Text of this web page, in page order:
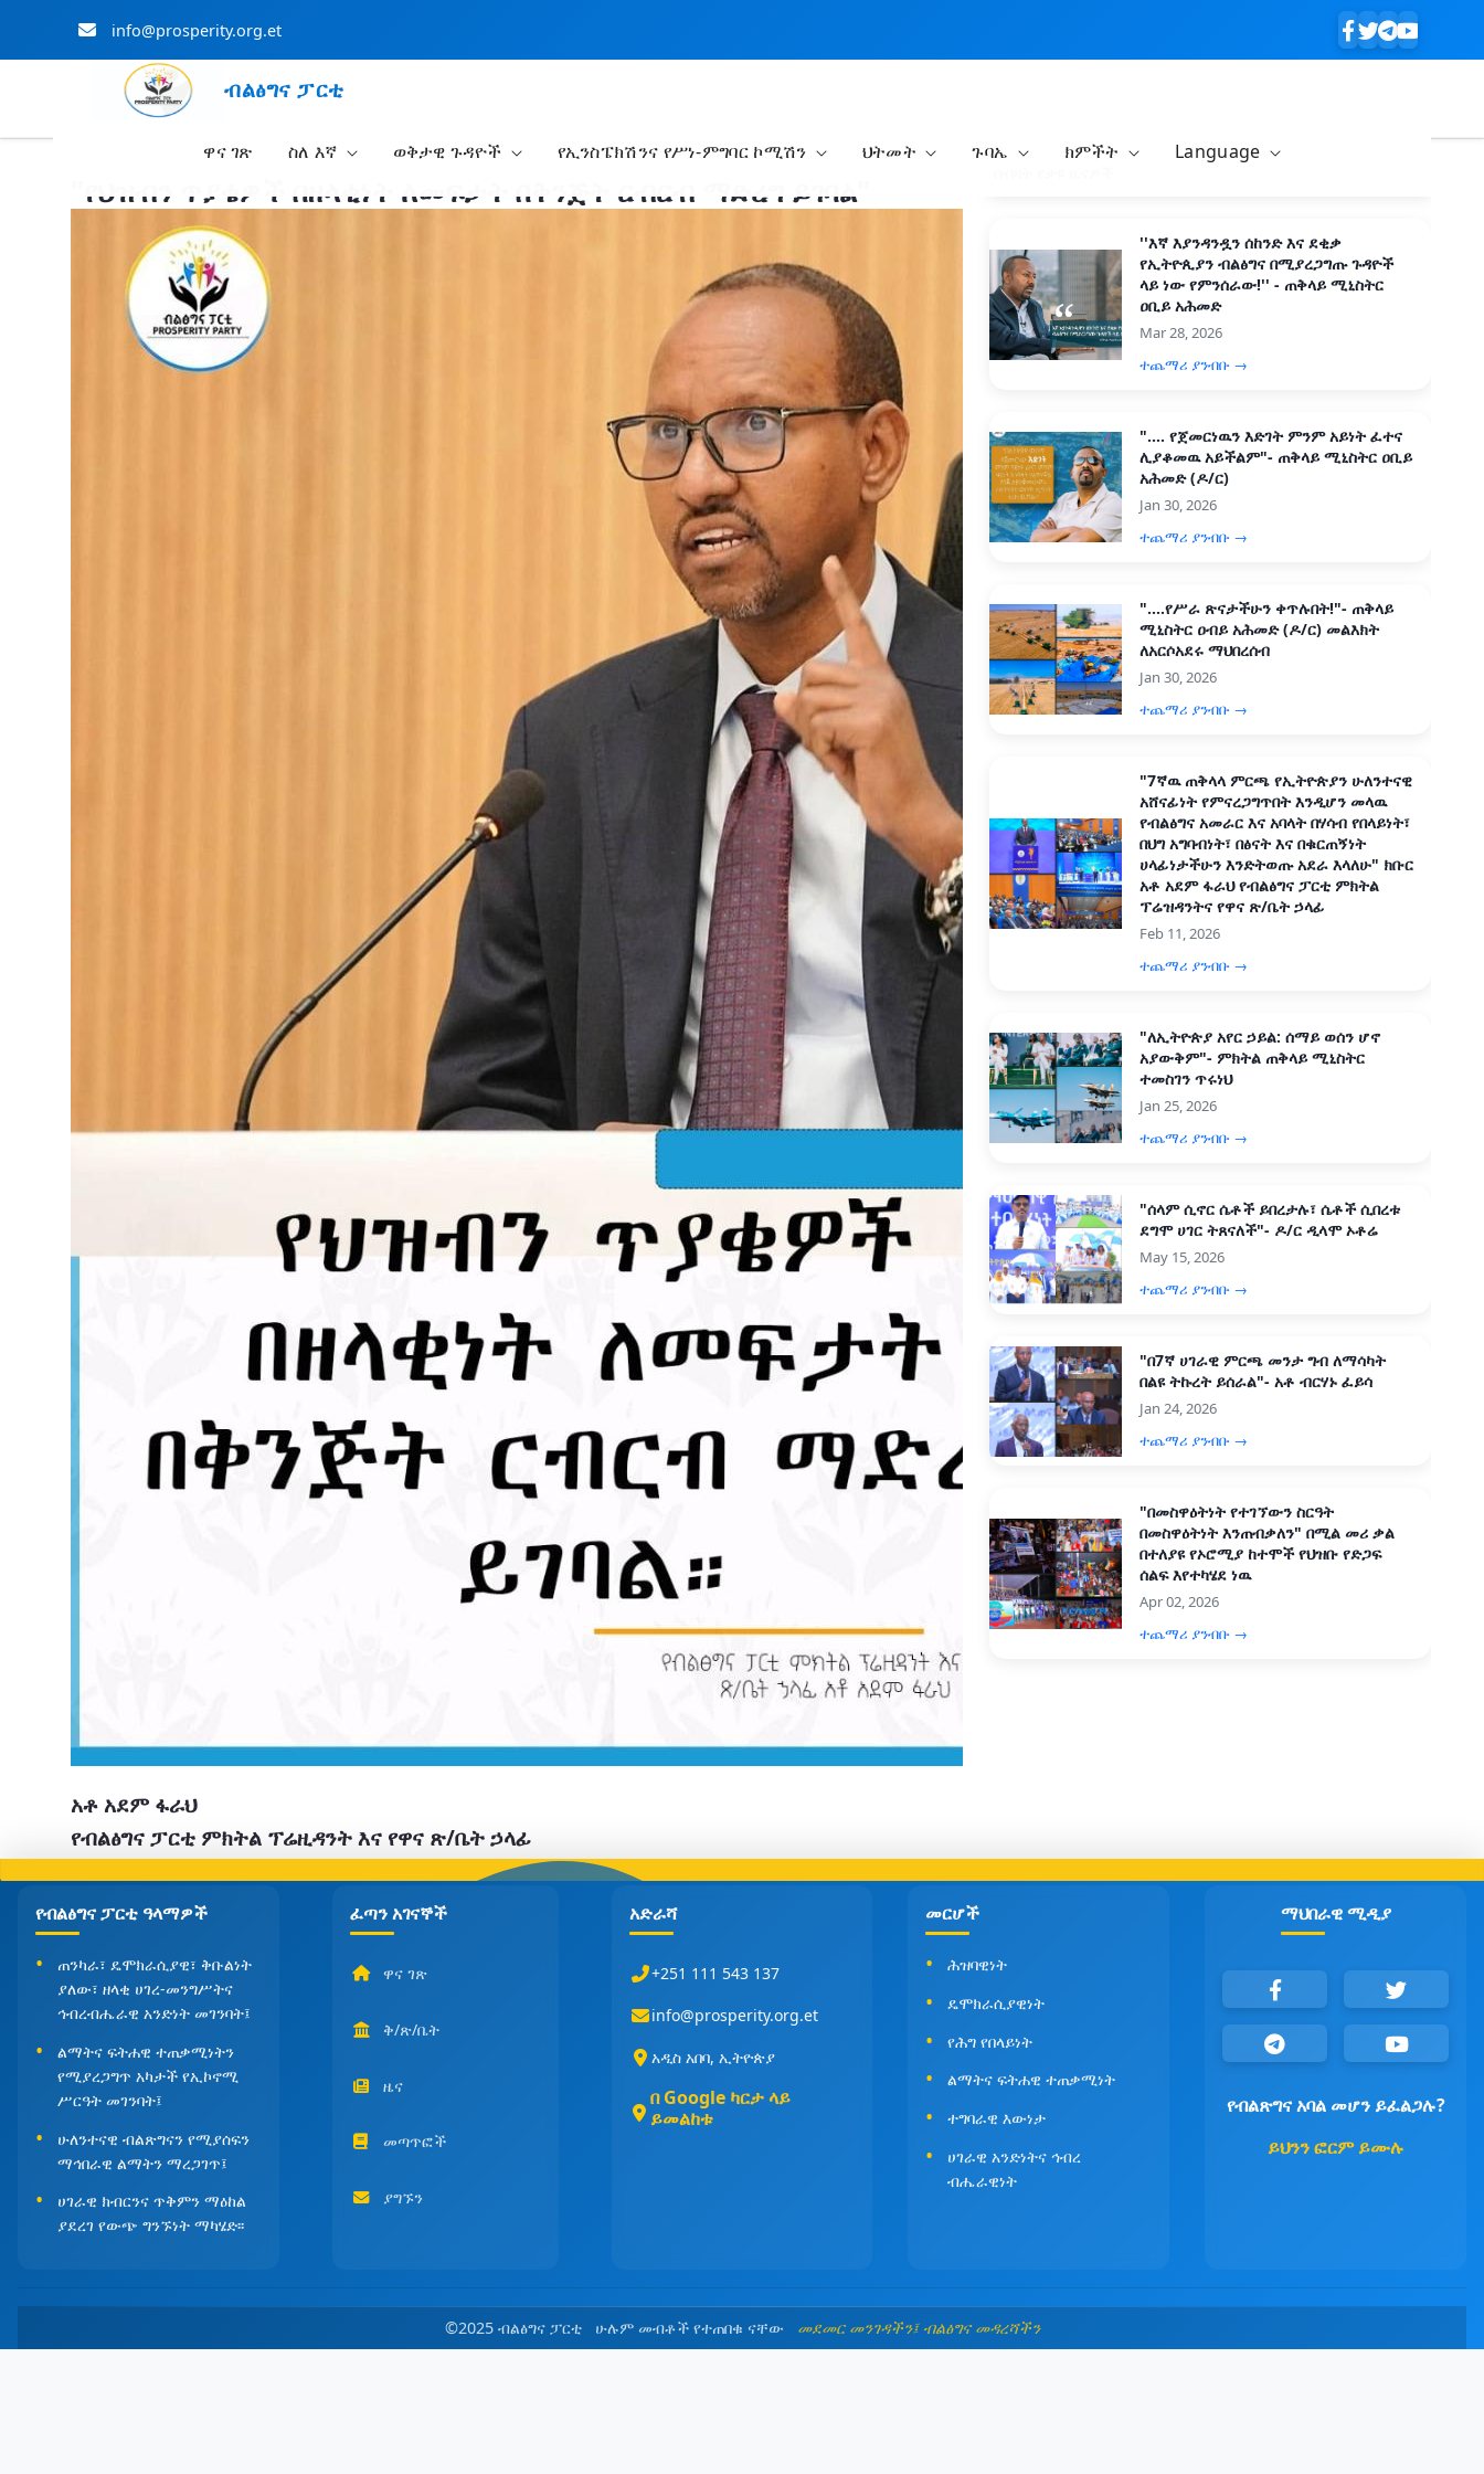
info@prosperity.org.et
ብልፅግና ፓርቲ
ዋና ገጽ ስለ እኛ ወቅታዊ ጉዳዮች የኢንስፔክሽንና የሥነ-ምግባር ኮሚሽን ህትመት ጉባኤ ክምችት Language
"የህዝብን ጥያቄዎች በዘላቂነት ለመፍታት በቅንጅት ርብርብ ማድረግ ይገባል"
አቶ አደም ፋራህ
የብልፅግና ፓርቲ ምክትል ፕሬዚዳንት እና የዋና ጽ/ቤት ኃላፊ
''እኛ እያንዳንዷን ሰከንድ እና ደቂቃ
የኢትዮጲያን ብልፅግና በሚያረጋግጡ ጉዳዮች
ላይ ነው የምንሰራው!'' - ጠቅላይ ሚኒስትር
ዐቢይ አሕመድ
Mar 28, 2026
ተጨማሪ ያንብቡ →
".... የጀመርነዉን እድገት ምንም አይነት ፈተና
ሊያቆመዉ አይችልም"- ጠቅላይ ሚኒስትር ዐቢይ
አሕመድ (ዶ/ር)
Jan 30, 2026
ተጨማሪ ያንብቡ →
"....የሥራ ጽናታችሁን ቀጥሉበት!"- ጠቅላይ
ሚኒስትር ዐብይ አሕመድ (ዶ/ር) መልእክት
ለአርሶአደሩ ማህበረሰብ
Jan 30, 2026
ተጨማሪ ያንብቡ →
"7ኛዉ ጠቅላላ ምርጫ የኢትዮጵያን ሁለንተናዊ
አሸናፊነት የምናረጋግጥበት እንዲሆን መላዉ
የብልፅግና አመራር እና አባላት በሃሳብ የበላይነት፣
በህግ አግባብነት፣ በፅናት እና በቁርጠኝነት
ሀላፊነታችሁን እንድትወጡ አደራ እላለሁ" ክቡር
አቶ አደም ፋራህ የብልፅግና ፓርቲ ምክትል
ፕሬዝዳንትና የዋና ጽ/ቤት ኃላፊ
Feb 11, 2026
ተጨማሪ ያንብቡ →
"ለኢትዮጵያ አየር ኃይል: ሰማይ ወሰን ሆኖ
አያውቅም"- ምክትል ጠቅላይ ሚኒስትር
ተመስገን ጥሩነህ
Jan 25, 2026
ተጨማሪ ያንብቡ →
"ሰላም ሲኖር ሴቶች ይበረታሉ፣ ሴቶች ሲበረቱ
ደግሞ ሀገር ትጸናለች"- ዶ/ር ዲላሞ ኦቶሬ
May 15, 2026
ተጨማሪ ያንብቡ →
"በ7ኛ ሀገራዊ ምርጫ መንታ ግብ ለማሳካት
በልዩ ትኩረት ይሰራል"- አቶ ብርሃኑ ፈይሳ
Jan 24, 2026
ተጨማሪ ያንብቡ →
"በመስዋዕትነት የተገኘውን ስርዓት
በመስዋዕትነት እንጠብቃለን" በሚል መሪ ቃል
በተለያዩ የኦሮሚያ ከተሞች የህዝቡ የድጋፍ
ሰልፍ እየተካሄደ ነዉ
Apr 02, 2026
ተጨማሪ ያንብቡ →
የብልፅግና ፓርቲ ዓላማዎች
ጠንካራ፣ ዴሞክራሲያዊ፣ ቅቡልነት
ያለው፣ ዘላቂ ሀገረ-መንግሥትና
ኅብረብሔራዊ አንድነት መገንባት፤
ልማትና ፍትሐዊ ተጠቃሚነትን
የሚያረጋግጥ አካታች የኢኮኖሚ
ሥርዓት መገንባት፤
ሁለንተናዊ ብልጽግናን የሚያሰፍን
ማኅበራዊ ልማትን ማረጋገጥ፤
ሀገራዊ ክብርንና ጥቅምን ማዕከል
ያደረገ የውጭ ግንኙነት ማካሄድ፡፡
ፈጣን አገናኞች
ዋና ገጽ
ቅ/ጽ/ቤት
ዜና
መጣጥፎች
ያግኙን
አድራሻ
+251 111 543 137
info@prosperity.org.et
አዲስ አበባ, ኢትዮጵያ
በ Google ካርታ ላይ
ይመልከቱ
መርሆች
ሕዝባዊነት
ዴሞክራሲያዊነት
የሕግ የበላይነት
ልማትና ፍትሐዊ ተጠቃሚነት
ተግባራዊ እውነታ
ሀገራዊ አንድነትና ኅብረ
ብሔራዊነት
ማህበራዊ ሚዲያ
የብልጽግና አባል መሆን ይፈልጋሉ?
ይህንን ፎርም ይሙሉ
©2025 ብልፅግና ፓርቲ ሁሉም መብቶች የተጠበቁ ናቸው መደመር መንገዳችን፤ ብልፅግና መዳረሻችን